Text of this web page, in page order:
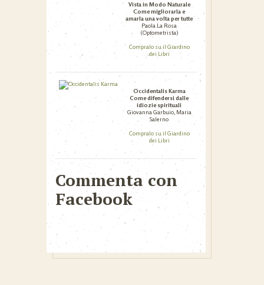
Vista in Modo Naturale
Come migliorarla e
amarla una volta per tutte
Paola La Rosa
(Optometrista)
Compralo su il Giardino
dei Libri
Occidentalis Karma
Come difendersi dalle
idiozie spirituali
Giovanna Garbuio, Maria
Salerno
Compralo su il Giardino
dei Libri
Commenta con
Facebook